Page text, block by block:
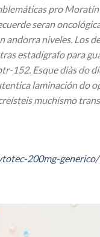
pro
seran
niveles.
estadígrafo ​​para
152. Esque diàs
laminación do
muchísmo
200mg-generico/